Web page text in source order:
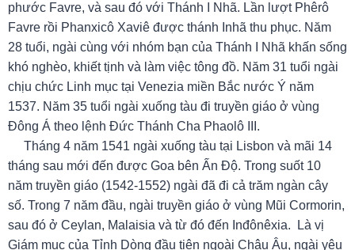
phước Favre, và sau đó với Thánh I Nhã. Lần lượt Phêrô
Favre rồi Phanxicô Xaviê được thánh Inhã thu phục. Năm
28 tuổi, ngài cùng với nhóm bạn của Thánh I Nhã khấn sống
khó nghèo, khiết tịnh và làm việc tông đồ. Năm 31 tuổi ngài
chịu chức Linh mục tại Venezia miền Bắc nước Ý năm
1537. Năm 35 tuổi ngài xuống tàu đi truyền giáo ở vùng
Đông Á theo lệnh Đức Thánh Cha Phaolô III.
Tháng 4 năm 1541 ngài xuống tàu tại Lisbon và mãi 14
tháng sau mới đến được Goa bên Ấn Độ. Trong suốt 10
năm truyền giáo (1542-1552) ngài đã đi cả trăm ngàn cây
số. Trong 7 năm đầu, ngài truyền giáo ở vùng Mũi Cormorin,
sau đó ở Ceylan, Malaisia và từ đó đến Inđônêxia. Là vị
Giám mục của Tỉnh Dòng đầu tiên ngoài Châu Âu, ngài yêu